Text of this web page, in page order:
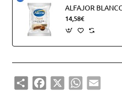
14,58€
Share Facebook
X WhatsApp
Email